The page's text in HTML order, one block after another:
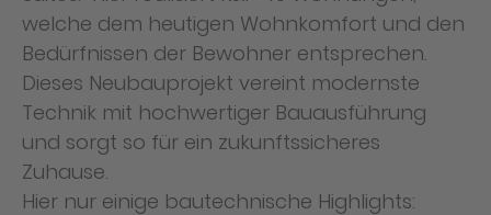
welche dem heutigen Wohnkomfort und den
Bedürfnissen der Bewohner entsprechen.
Dieses Neubauprojekt vereint modernste
Technik mit hochwertiger Bauausführung
und sorgt so für ein zukunftssicheres
Zuhause.
Hier nur einige bautechnische Highlights: